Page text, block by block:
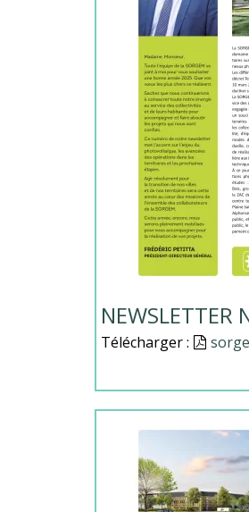
NEWSLETTER
Télécharger :